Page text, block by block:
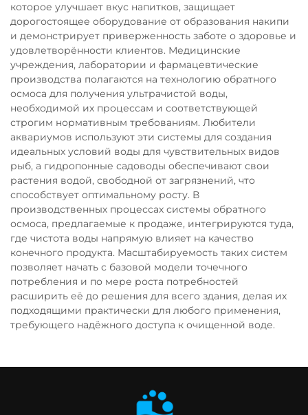
которое улучшает вкус напитков, защищает
дорогостоящее оборудование от образования накипи
и демонстрирует приверженность заботе о здоровье и
удовлетворённости клиентов. Медицинские
учреждения, лаборатории и фармацевтические
производства полагаются на технологию обратного
осмоса для получения ультрачистой воды,
необходимой их процессам и соответствующей
строгим нормативным требованиям. Любители
аквариумов используют эти системы для создания
идеальных условий воды для чувствительных видов
рыб, а гидропонные садоводы обеспечивают свои
растения водой, свободной от загрязнений, что
способствует оптимальному росту. В
производственных процессах системы обратного
осмоса, предлагаемые к продаже, интегрируются туда,
где чистота воды напрямую влияет на качество
конечного продукта. Масштабируемость таких систем
позволяет начать с базовой модели точечного
потребления и по мере роста потребностей
расширить её до решения для всего здания, делая их
подходящими практически для любого применения,
требующего надёжного доступа к очищенной воде.